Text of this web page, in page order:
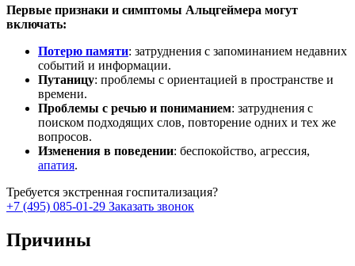
Первые признаки и симптомы Альцгеймера могут
включать:
Потерю памяти: затруднения с запоминанием недавних
событий и информации.
Путаницу: проблемы с ориентацией в пространстве и
времени.
Проблемы с речью и пониманием: затруднения с
поиском подходящих слов, повторение одних и тех же
вопросов.
Изменения в поведении: беспокойство, агрессия,
апатия.
Требуется экстренная госпитализация?
+7 (495) 085-01-29 Заказать звонок
Причины